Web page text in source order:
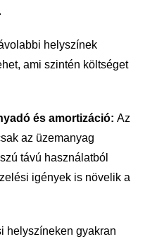
helyszínek
ami szintén költséget
és amortizáció: Az
az üzemanyag
távú használatból
igények is növelik a
helyszíneken gyakran